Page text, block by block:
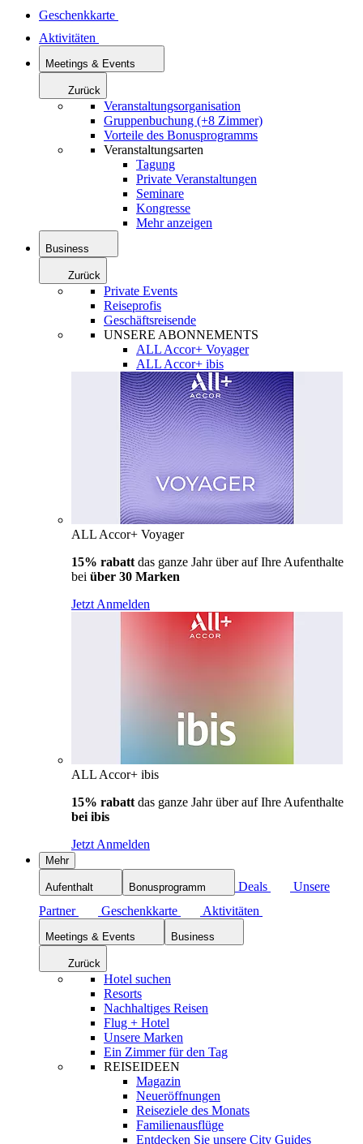
Geschenkkarte
Aktivitäten
Meetings & Events
Zurück
Veranstaltungsorganisation
Gruppenbuchung (+8 Zimmer)
Vorteile des Bonusprogramms
Veranstaltungsarten
Tagung
Private Veranstaltungen
Seminare
Kongresse
Mehr anzeigen
Business
Zurück
Private Events
Reiseprofis
Geschäftsreisende
UNSERE ABONNEMENTS
ALL Accor+ Voyager
ALL Accor+ ibis
ALL Accor+ Voyager
15% rabatt das ganze Jahr über auf Ihre Aufenthalte
bei über 30 Marken
Jetzt Anmelden
ALL Accor+ ibis
15% rabatt das ganze Jahr über auf Ihre Aufenthalte
bei ibis
Jetzt Anmelden
Mehr
Aufenthalt Bonusprogramm Deals
Unsere
Partner
Geschenkkarte Aktivitäten
Meetings & Events Business
Zurück
Hotel suchen
Resorts
Nachhaltiges Reisen
Flug + Hotel
Unsere Marken
Ein Zimmer für den Tag
REISEIDEEN
Magazin
Neueröffnungen
Reiseziele des Monats
Familienausflüge
Entdecken Sie unsere City Guides